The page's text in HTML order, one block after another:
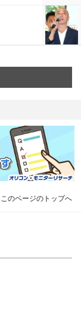
このページのトップへ